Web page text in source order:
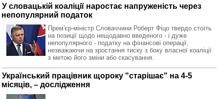
У словацькій коаліції наростає напруженість через
непопулярний податок
Прем'єр-міністр Словаччини Роберт Фіцо твердо стоїть
на позиції щодо нещодавно введеного - і дуже
непопулярного - податку на фінансові операції,
незважаючи на зростання тиску з боку власної коаліції
з метою його зміни або скасування.
Український працівник щороку "старішає" на 4-5
місяців, – дослідження